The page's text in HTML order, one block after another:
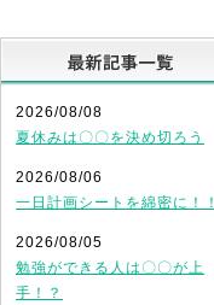
2026/08/08
夏休みは〇〇を決め切ろう
2026/08/06
一日計画シートを綿密に！！
2026/08/05
勉強ができる人は〇〇が上
手！？